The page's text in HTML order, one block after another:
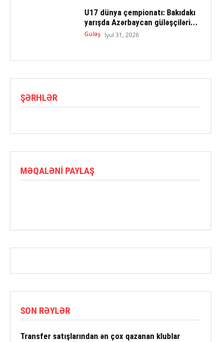
U17 dünya çempionatı: Bakıdakı
yarışda Azərbaycan güləşçiləri...
Güləş İyul 31, 2026
ŞƏRHLƏR
MƏQALƏNI PAYLAŞ
SON RƏYLƏR
Transfer satışlarından ən çox qazanan klublar